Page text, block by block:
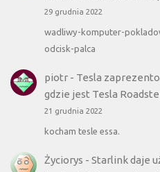
29 grudnia 2022
wadliwy-komputer-
odcisk-palca
piotr- Tesla
gdzie jest Tesla
21 grudnia 2022
kocham tesle essa.
Życiorys - Starlink daje